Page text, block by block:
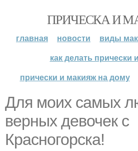
ПРИЧЕСКА И
главная новости
виды
как делать прически
прически и макияж на дому
Для моих самых
верных девочек с
Красногорска!